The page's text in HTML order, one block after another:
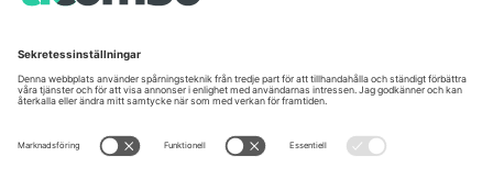
Unter den Linden 24, 10117
Berlin, Germany
London, EC1V 1AW, United
Kingdom
United States
Switzerland